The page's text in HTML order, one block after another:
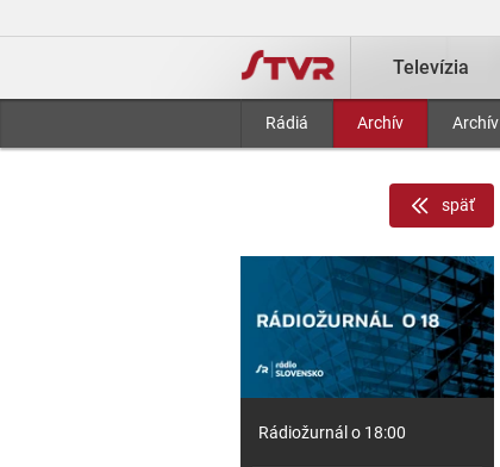
Televízia
Rádiá Archív
späť
Rádiožurnál o 18:00